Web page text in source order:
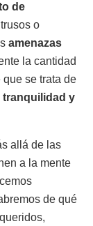
de
o
amenazas
la cantidad
se trata de
tranquilidad y
allá de las
a la mente
de qué